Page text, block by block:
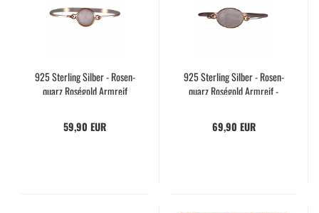
925 Ster­ling Sil­ber - Ro­sen­
quarz Roségold Arm­reif
59,90 EUR
925 Ster­ling Sil­ber - Ro­sen­
quarz Roségold Arm­reif -
69,90 EUR